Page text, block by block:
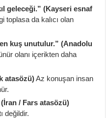
geleceği.” (Kayseri esnaf
toplasa da kalıcı olan
kuş unutulur.” (Anadolu
olanı içerikten daha
atasözü)Az konuşan insan
/ Fars atasözü)
değildir.